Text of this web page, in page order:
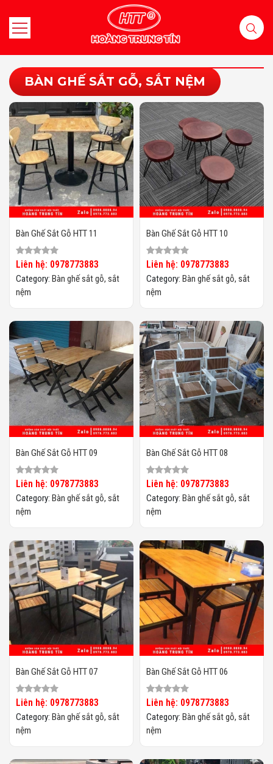
BÀN GHẾ SẮT GỖ, SẮT NỆM
Bàn Ghế Sắt Gỗ HTT 11
Liên hệ: 0978773883
Category: Bàn ghế sắt gỗ, sắt
nệm
Bàn Ghế Sắt Gỗ HTT 10
Liên hệ: 0978773883
Category: Bàn ghế sắt gỗ, sắt
nệm
Bàn Ghế Sắt Gỗ HTT 09
Liên hệ: 0978773883
Category: Bàn ghế sắt gỗ, sắt
nệm
Bàn Ghế Sắt Gỗ HTT 08
Liên hệ: 0978773883
Category: Bàn ghế sắt gỗ, sắt
nệm
Bàn Ghế Sắt Gỗ HTT 07
Liên hệ: 0978773883
Category: Bàn ghế sắt gỗ, sắt
nệm
Bàn Ghế Sắt Gỗ HTT 06
Liên hệ: 0978773883
Category: Bàn ghế sắt gỗ, sắt
nệm